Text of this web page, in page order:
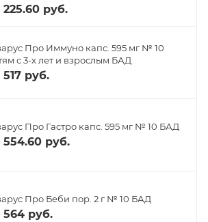
225.60 руб.
Про Иммуно капс. 595 мг № 10
с 3-х лет и взрослым БАД
517 руб.
Про Гастро капс. 595 мг № 10 БАД
554.60 руб.
Про Беби пор. 2 г № 10 БАД
564 руб.